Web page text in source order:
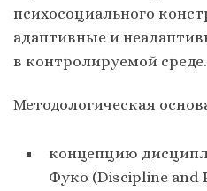
психосоциального
адаптивные и
в контролируемой среде.
Методологическая
концепцию
Фуко (Discipline and